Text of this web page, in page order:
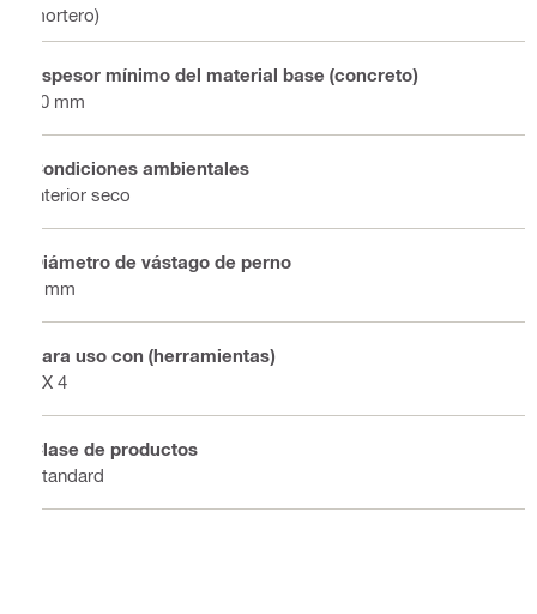
mortero)
Espesor mínimo del material base (concreto)
60 mm
Condiciones ambientales
Interior seco
Diámetro de vástago de perno
3 mm
Para uso con (herramientas)
BX 4
Clase de productos
Standard